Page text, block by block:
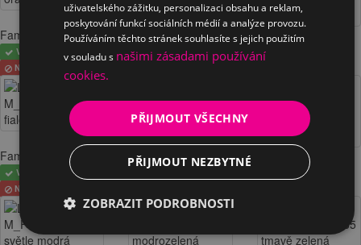
Fame
VYBRÁNO
NELZE
Fame
VYBRÁNO
Fame
Fame
VYBRÁNO
NELZE
Fame
VYBRÁNO
VYBRÁNO
uživatelského zážitku, personalizaci obsahu a reklam,
poskytování funkcí sociálních médií a analýze provozu.
Používáním těchto stránek souhlasíte s jejich použitím
v souladu s našimi zásadami používání
cookies.
PŘIJMOUT VŠECHNY
PŘIJMOUT NEZBYTNÉ
ZOBRAZIT PODROBNOSTI